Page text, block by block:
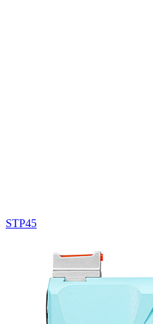
STP45